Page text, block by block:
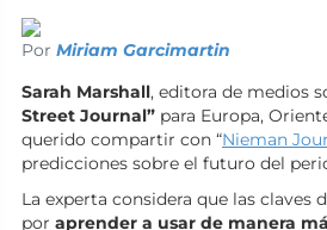
Por Miriam Garcimartin
Sarah Marshall, editora de medios
Street Journal” para Europa,
querido compartir con “Nieman
predicciones sobre el futuro del
La experta considera que las claves
por aprender a usar de manera